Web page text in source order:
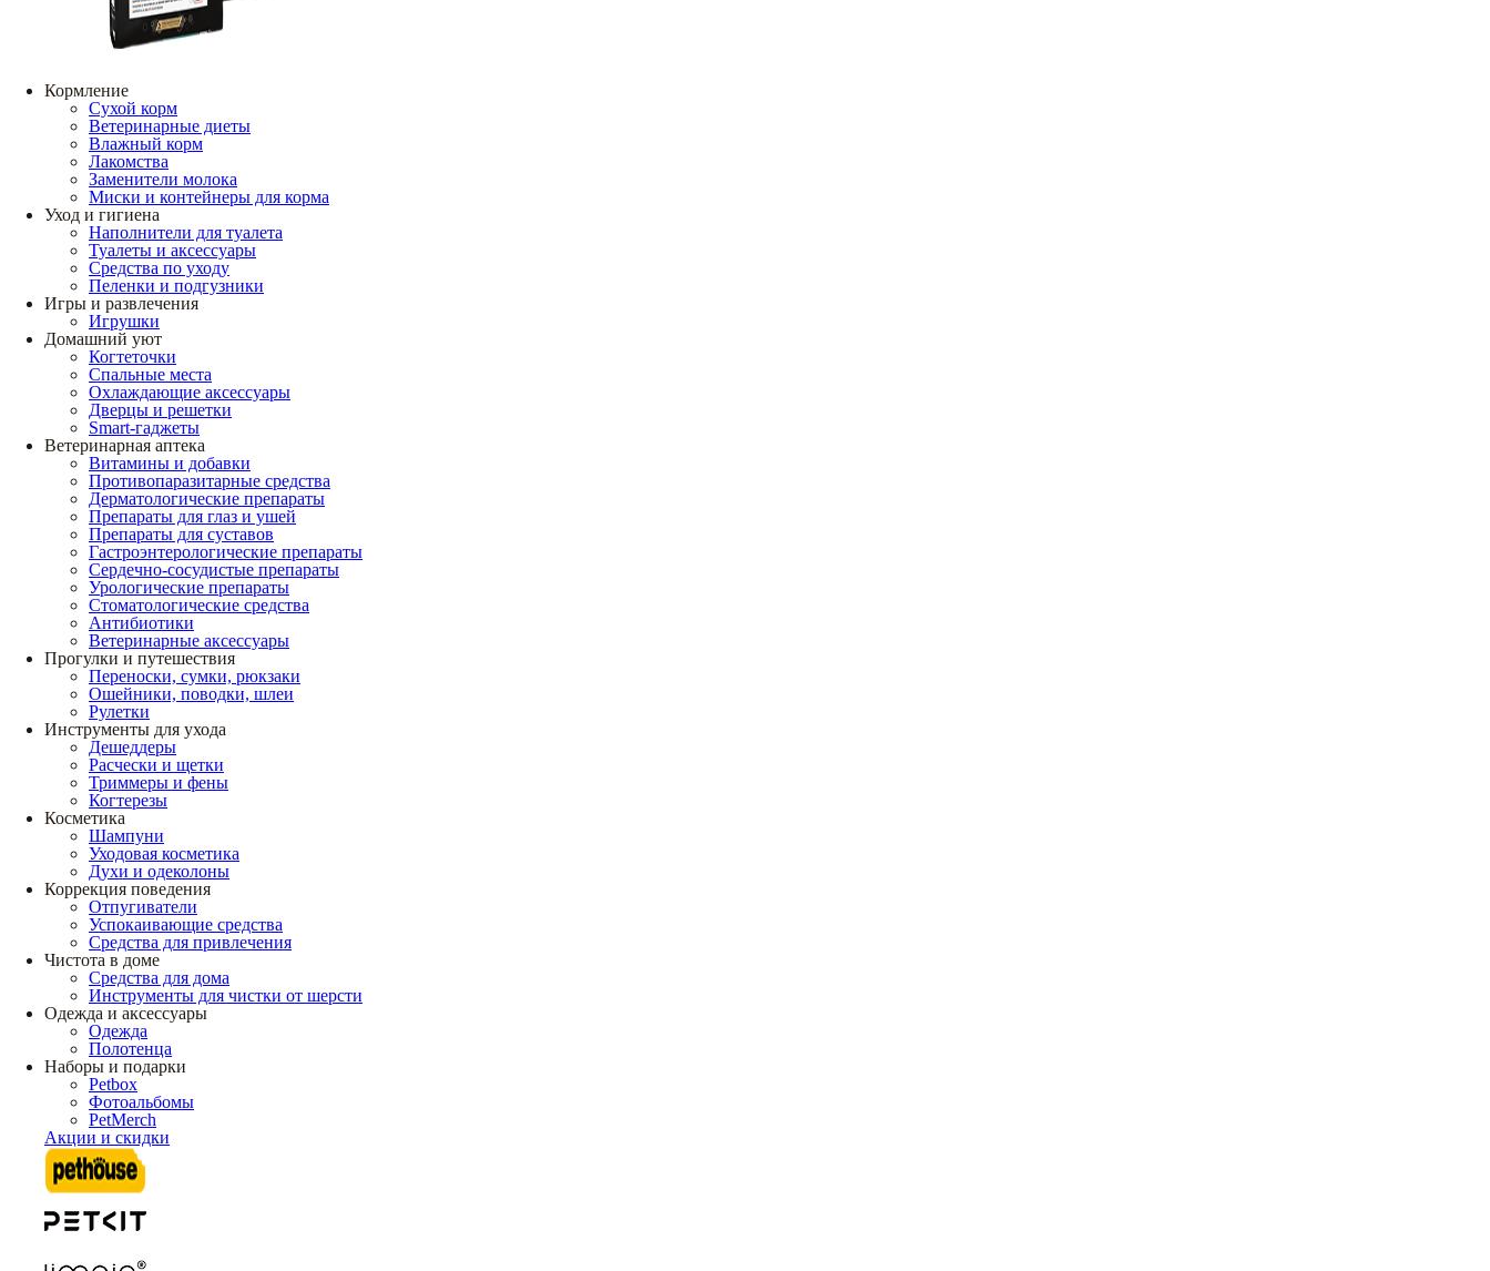
Кормление
Сухой корм
Ветеринарные диеты
Влажный корм
Лакомства
Заменители молока
Миски и контейнеры для корма
Уход и гигиена
Наполнители для туалета
Туалеты и аксессуары
Средства по уходу
Пеленки и подгузники
Игры и развлечения
Игрушки
Домашний уют
Когтеточки
Спальные места
Охлаждающие аксессуары
Дверцы и решетки
Smart-гаджеты
Ветеринарная аптека
Витамины и добавки
Противопаразитарные средства
Дерматологические препараты
Препараты для глаз и ушей
Препараты для суставов
Гастроэнтерологические препараты
Сердечно-сосудистые препараты
Урологические препараты
Стоматологические средства
Антибиотики
Ветеринарные аксессуары
Прогулки и путешествия
Переноски, сумки, рюкзаки
Ошейники, поводки, шлеи
Рулетки
Инструменты для ухода
Дешеддеры
Расчески и щетки
Триммеры и фены
Когтерезы
Косметика
Шампуни
Уходовая косметика
Духи и одеколоны
Коррекция поведения
Отпугиватели
Успокаивающие средства
Средства для привлечения
Чистота в доме
Средства для дома
Инструменты для чистки от шерсти
Одежда и аксессуары
Одежда
Полотенца
Наборы и подарки
Petbox
Фотоальбомы
PetMerch
Акции и скидки